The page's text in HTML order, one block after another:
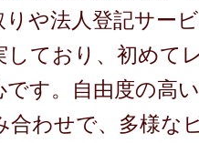
りや法人登記サー
しており、初めて
す。自由度の高
合わせで、多様な